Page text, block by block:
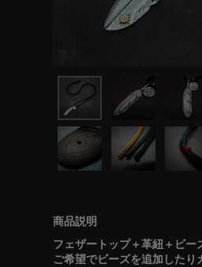
フェザートップ＋革紐＋ビー
ご希望でビーズを追加したり